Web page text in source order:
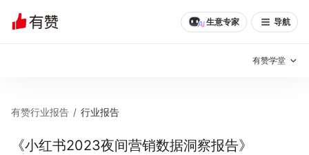
生意专家 导航
有赞学堂
有赞说增长
私域日历
有赞行业报告 / 行业报告
《小红书2023夜间营销数据洞察报告》